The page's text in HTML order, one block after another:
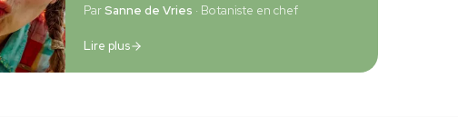
ParSanne de Vries · Botaniste en chef
Lire plus